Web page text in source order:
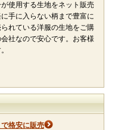
使用する生地をネット販売
手に入らない柄まで豊富に
れている洋服の生地をご購
社なので安心です。お客様
格安に販売